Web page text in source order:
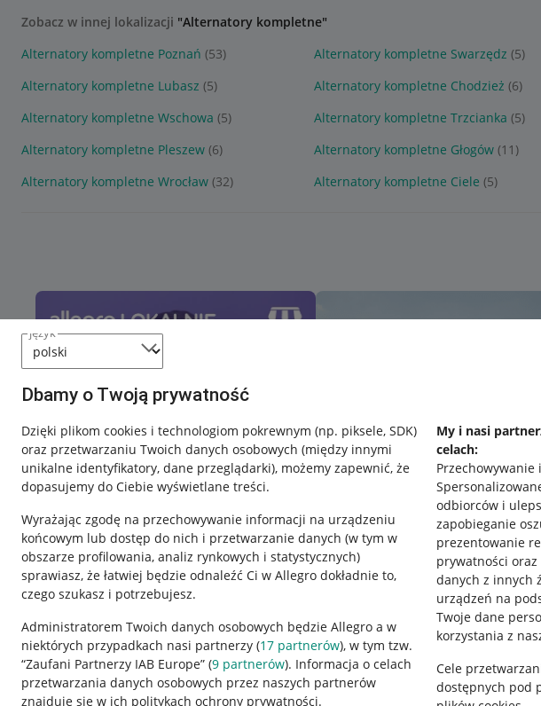
język
Dbamy o Twoją prywatność
Dzięki plikom cookies i technologiom pokrewnym (np. piksele, SDK)
oraz przetwarzaniu Twoich danych osobowych (między innymi
unikalne identyfikatory, dane przeglądarki), możemy zapewnić, że
dopasujemy do Ciebie wyświetlane treści.
Wyrażając zgodę na przechowywanie informacji na urządzeniu
końcowym lub dostęp do nich i przetwarzanie danych (w tym w
obszarze profilowania, analiz rynkowych i statystycznych)
sprawiasz, że łatwiej będzie odnaleźć Ci w Allegro dokładnie to,
czego szukasz i potrzebujesz.
Administratorem Twoich danych osobowych będzie Allegro a w
niektórych przypadkach nasi partnerzy (17 partnerów), w tym tzw.
“Zaufani Partnerzy IAB Europe” (9 partnerów). Informacja o celach
przetwarzania danych osobowych przez naszych partnerów
znajduje się w ich politykach ochrony prywatności.
My i nasi
celach:
odbiorców i
zapobieganie
prezentowanie
prywatności
danych z innych
urządzeń na
Twoje dane
korzystania z
Cele
dostępnych pod
Zobacz w innej lokalizacji "Alternatory kompletne"
Alternatory kompletne Poznań (53) Alternatory kompletne Swarzędz (5)
Alternatory kompletne Lubasz (5) Alternatory kompletne Chodzież (6)
Alternatory kompletne Wschowa (5) Alternatory kompletne Trzcianka (5)
Alternatory kompletne Pleszew (6) Alternatory kompletne Głogów (11)
Alternatory kompletne Wrocław (32) Alternatory kompletne Ciele (5)
Przydatne informacje
Jak to działa
Napisz do nas
Regulamin
Polityka plików "cookies"